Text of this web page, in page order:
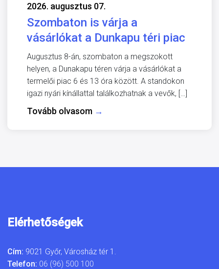
2026. augusztus 07.
Szombaton is várja a
vásárlókat a Dunkapu téri piac
Augusztus 8-án, szombaton a megszokott
helyen, a Dunakapu téren várja a vásárlókat a
termelői piac 6 és 13 óra között. A standokon
igazi nyári kínállattal találkozhatnak a vevők, […]
Tovább olvasom →
Elérhetőségek
Cím: 9021 Győr, Városház tér 1.
Telefon: 06 (96) 500 100